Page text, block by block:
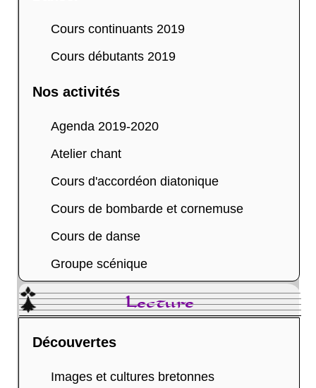
Cours continuants 2019
Cours débutants 2019
Nos activités
Agenda 2019-2020
Atelier chant
Cours d'accordéon diatonique
Cours de bombarde et cornemuse
Cours de danse
Groupe scénique
Lecture
Découvertes
Images et cultures bretonnes